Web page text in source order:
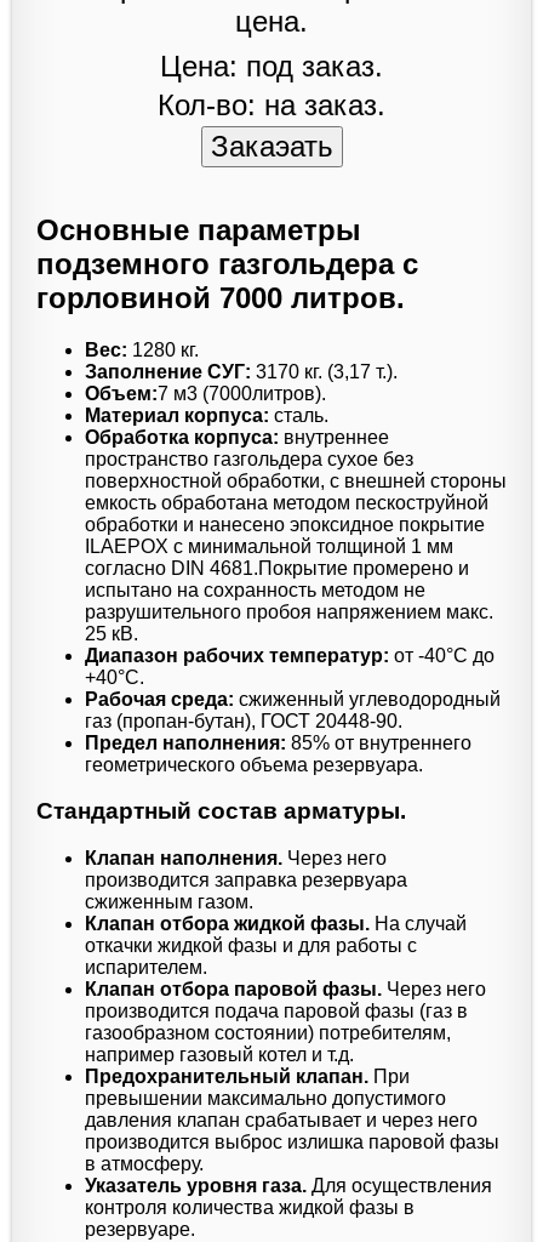
Цена: под заказ.
Кол-во: на заказ.
Основные параметры
подземного газгольдера с
горловиной 7000 литров.
Вес: 1280 кг.
Заполнение СУГ: 3170 кг. (3,17 т.).
Объем:7 м3 (7000литров).
Материал корпуса: сталь.
Обработка корпуса: внутреннее
пространство газгольдера сухое без
поверхностной обработки, с внешней стороны
емкость обработана методом пескоструйной
обработки и нанесено эпоксидное покрытие
ILAEPOX с минимальной толщиной 1 мм
согласно DIN 4681.Покрытие промерено и
испытано на сохранность методом не
разрушительного пробоя напряжением макс.
25 кВ.
Диапазон рабочих температур: от -40°C до
+40°C.
Рабочая среда: сжиженный углеводородный
газ (пропан-бутан), ГОСТ 20448-90.
Предел наполнения: 85% от внутреннего
геометрического объема резервуара.
Стандартный состав арматуры.
Клапан наполнения. Через него
производится заправка резервуара
сжиженным газом.
Клапан отбора жидкой фазы. На случай
откачки жидкой фазы и для работы с
испарителем.
Клапан отбора паровой фазы. Через него
производится подача паровой фазы (газ в
газообразном состоянии) потребителям,
например газовый котел и т.д.
Предохранительный клапан. При
превышении максимально допустимого
давления клапан срабатывает и через него
производится выброс излишка паровой фазы
в атмосферу.
Указатель уровня газа. Для осуществления
контроля количества жидкой фазы в
резервуаре.